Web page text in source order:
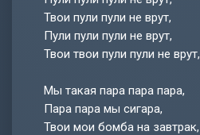
Твои пули пули не врут,
Пули пули пули не врут,
Твои твои пули пули не врут,
Мы такая пара пара пара,
Пара пара мы сигара,
Твои мои бомба на завтрак,